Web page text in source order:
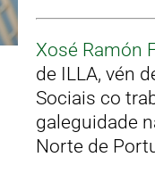
Xosé Ramón
de ILLA, vén
Sociais co
galeguidade
Norte de